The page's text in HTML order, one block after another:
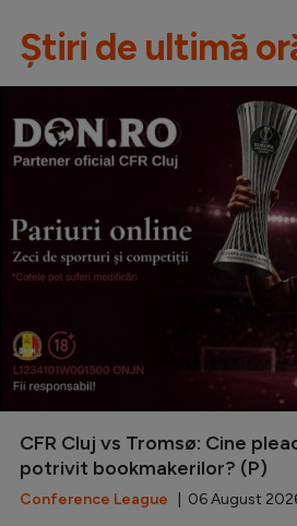
Știri de ultimă
CFR Cluj vs Tromsø: Cine
potrivit bookmakerilor? (P)
Conference League | 06 August